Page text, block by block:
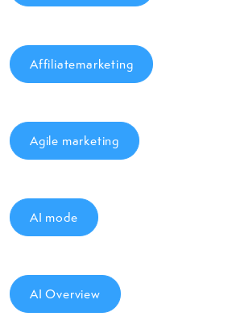
Affiliatemarketing
Agile marketing
AI mode
AI Overview